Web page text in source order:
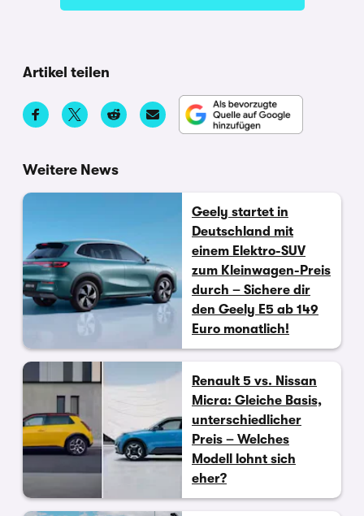
Artikel teilen
Weitere News
Geely startet in
Deutschland mit
einem Elektro-SUV
zum Kleinwagen-Preis
durch – Sichere dir
den Geely E5 ab 149
Euro monatlich!
Renault 5 vs. Nissan
Micra: Gleiche Basis,
unterschiedlicher
Preis – Welches
Modell lohnt sich
eher?